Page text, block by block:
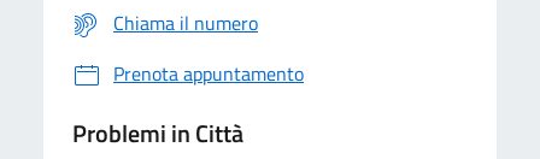
Chiama il numero
Prenota appuntamento
Problemi in Città